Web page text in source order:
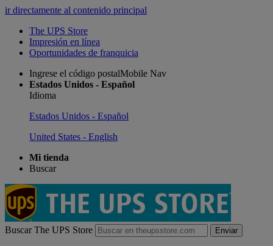
ir directamente al contenido principal
The UPS Store
Impresión en línea
Oportunidades de franquicia
Ingrese el código postalMobile Nav
Estados Unidos - Español
Idioma
Estados Unidos - Español
United States - English
Mi tienda
Buscar
Buscar The UPS Store Enviar